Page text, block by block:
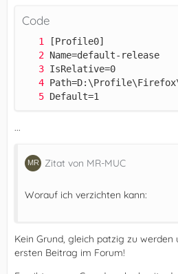
Code
Default=1
...
Zitat von MR-MUC
Worauf ich verzichten kann:
Kein Grund, gleich patzig zu werden
ersten Beitrag im Forum!